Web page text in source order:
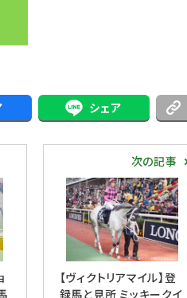
シェア
次の記事
【ヴィクトリアマイル】登
録馬と見所 ミッキークイ